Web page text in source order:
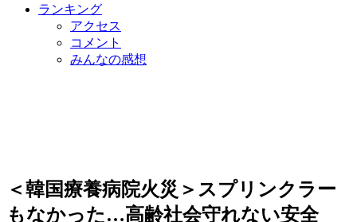
ランキング
アクセス
コメント
みんなの感想
＜韓国療養病院火災＞スプリンクラー
もなかった…高齢社会守れない安全